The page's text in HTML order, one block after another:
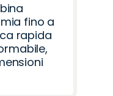
fino a
rapida